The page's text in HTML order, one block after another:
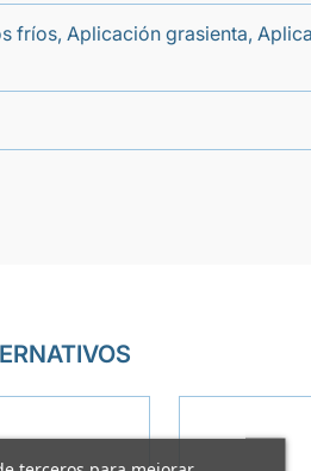
fríos, Aplicación grasienta,